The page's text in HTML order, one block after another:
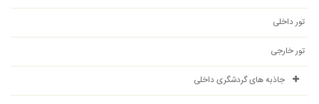
تور داخلی
تور خارجی
جاذبه های گردشگری داخلی